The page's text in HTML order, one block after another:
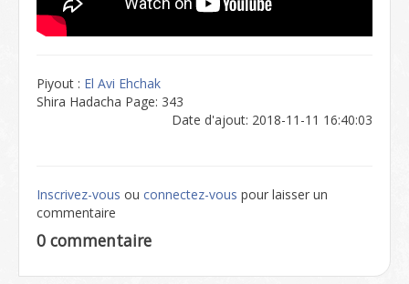
Piyout : El Avi Ehchak
Shira Hadacha Page: 343
Date d'ajout: 2018-11-11 16:40:03
Inscrivez-vous ou connectez-vous pour laisser un
commentaire
0 commentaire